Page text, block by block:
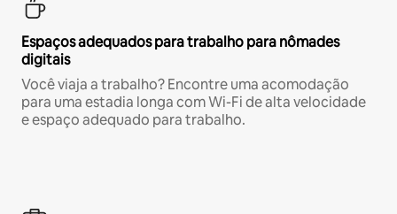
Espaços adequados para trabalho para nômades
digitais
Você viaja a trabalho? Encontre uma acomodação
para uma estadia longa com Wi-Fi de alta velocidade
e espaço adequado para trabalho.